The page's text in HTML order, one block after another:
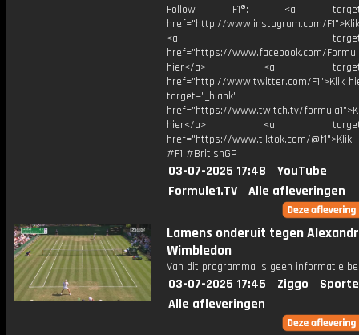
Follow F1®: <a
href="http://www.instagram.com/
<a
href="https://www.facebook.com/
hier</a> <a
href="http://www.twitter.com/F1">Klik
target="_blank"
href="https://www.twitch.tv/
hier</a> <a
href="https://www.tiktok.com/
#F1 #BritishGP
03-07-2025 17:48
YouTube
Formule1.TV
Alle afleveringen
Lamens onderuit tegen
Wimbledon
Van dit programma is geen informatie
03-07-2025 17:45 Ziggo
Alle afleveringen